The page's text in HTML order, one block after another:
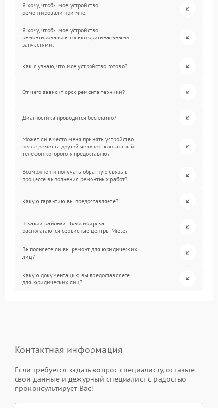
Я хочу, чтобы мое устройство
ремонтировали при мне.
Я хочу, чтобы мое устройство
ремонтировалось только оригинальными
запчастями.
Как я узнаю, что мое устройство готово?
От чего зависит срок ремонта техники?
Диагностика проводится бесплатно?
Может ли вместо меня принять устройство
после ремонта другой человек, контактный
телефон которого я предоставлю?
Возможно ли получать обратную связь в
процессе выполнения ремонтных работ?
Какую гарантию вы предоставляете?
В каких районах Новосибирска
располагаются сервисные центры Miele?
Выполняете ли вы ремонт для юридических
лиц?
Какую документацию вы предоставляете
для юридических лиц?
Контактная информация
Если требуется задать вопрос специалисту, оставьте
свои данные и дежурный специалист с радостью
проконсультирует Вас!